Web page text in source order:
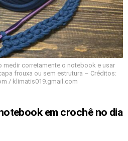
medir corretamente o notebook e usar
frouxa ou sem estrutura – Créditos:
/ klimatis019.gmail.com
em crochê no dia